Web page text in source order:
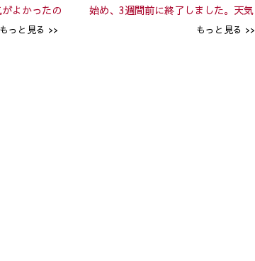
よかったの
ができるの
もっと見る >>
始め、3週間前に終了しました。天気
が素晴らしかったため、ブドウの質が
もっと見る >>